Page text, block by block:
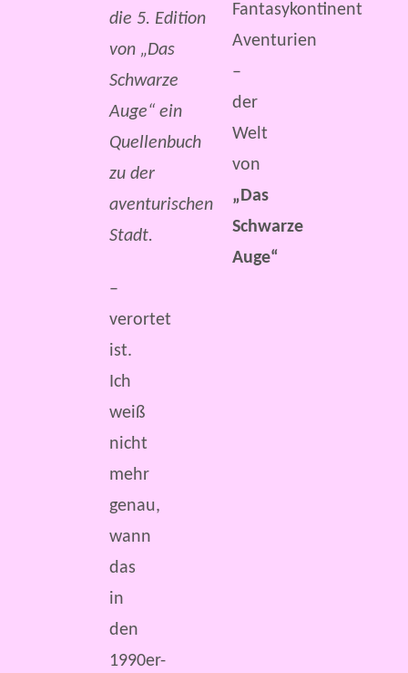
die 5. Edition
von „Das
Schwarze
Auge“ ein
Quellenbuch
zu der
aventurischen
Stadt.
Fantasykontinent
Aventurien
–
der
Welt
von
„Das
Schwarze
Auge“
–
verortet
ist.
Ich
weiß
nicht
mehr
genau,
wann
das
in
den
1990er-